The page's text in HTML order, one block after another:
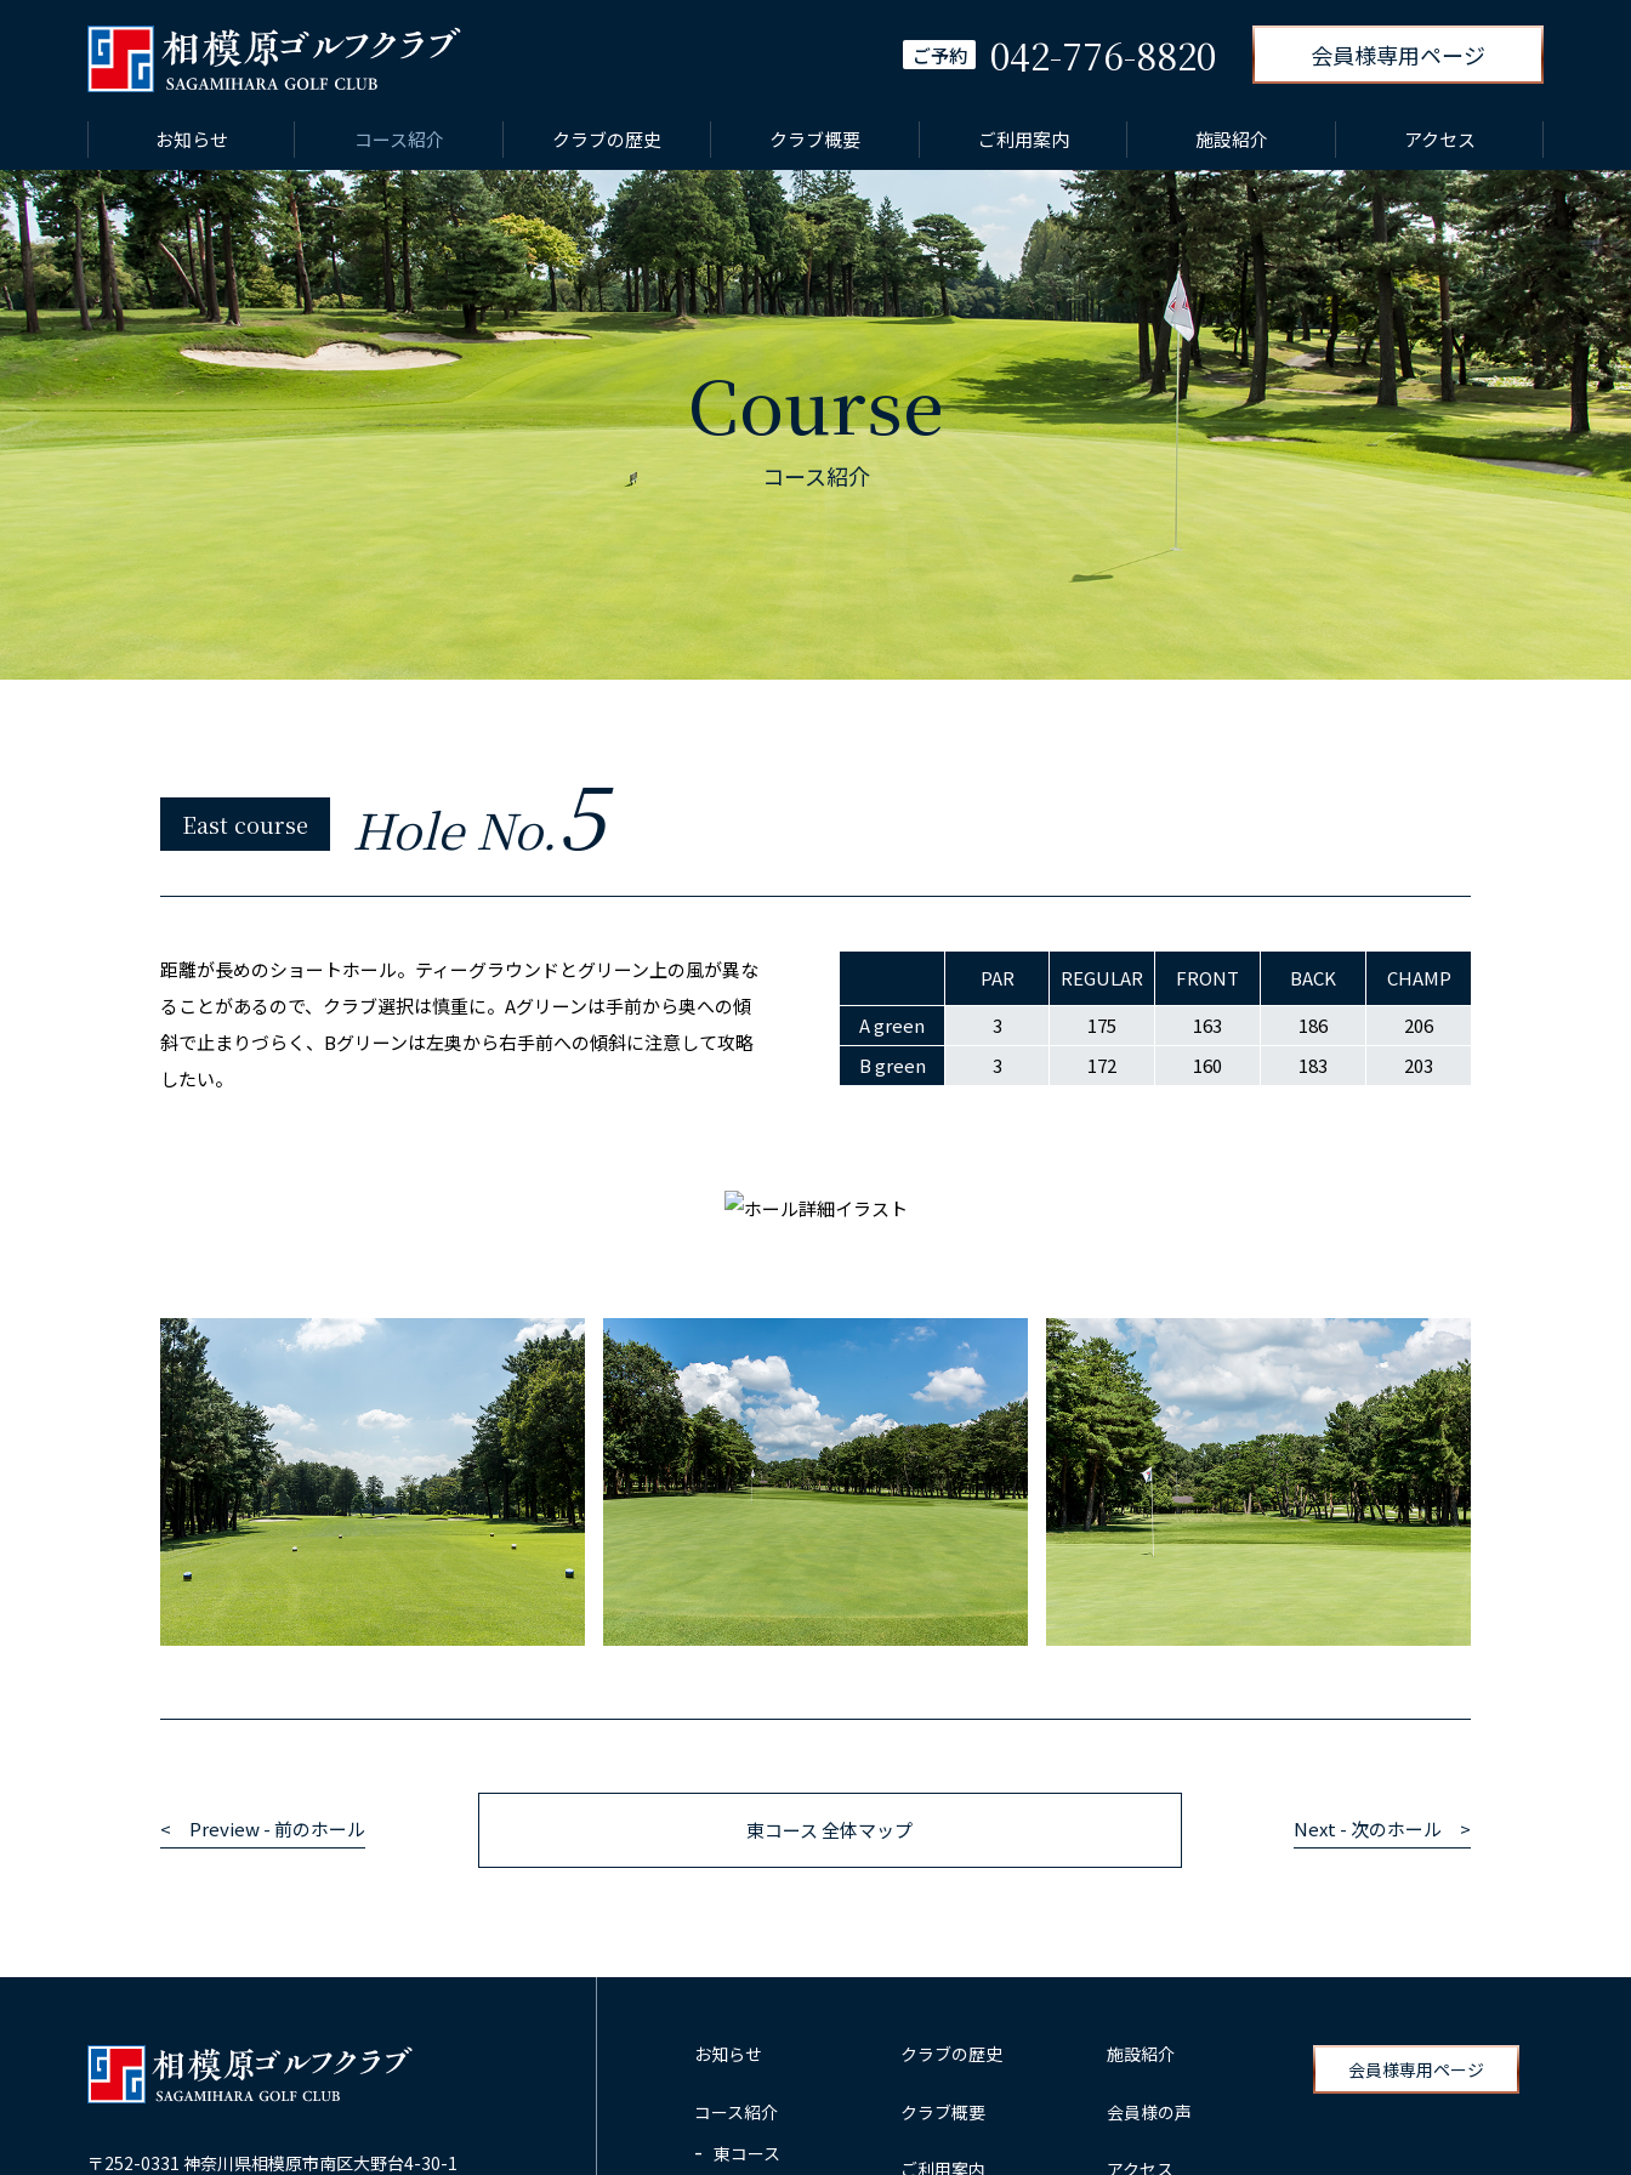
ご予約 042-776-8820 会員様専用ページ
お知らせ コース紹介 クラブの歴史 クラブ概要 ご利用案内 施設紹介 アクセス
Course
コース紹介
East course Hole No.5
距離が長めのショートホール。ティーグラウンドとグリーン上の風が異な
ることがあるので、クラブ選択は慎重に。Aグリーンは手前から奥への傾
斜で止まりづらく、Bグリーンは左奥から右手前への傾斜に注意して攻略
したい。
PAR REGULAR FRONT BACK
CHAMP
A green
3 175 163 186
206
B green
3 172 160 183 203
< Preview - 前のホール 東コース 全体マップ Next - 次のホール >
〒252-0331 神奈川県相模原市南区大野台4-30-1
お知らせ
コース紹介
東コース
クラブの歴史
クラブ概要
ご利用案内
施設紹介
会員様の声
アクセス
会員様専用ページ